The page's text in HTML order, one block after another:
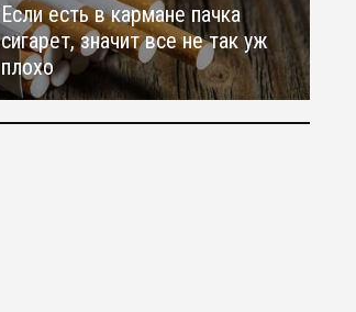
Если есть в кармане пачка
сигарет, значит все не так уж
плохо